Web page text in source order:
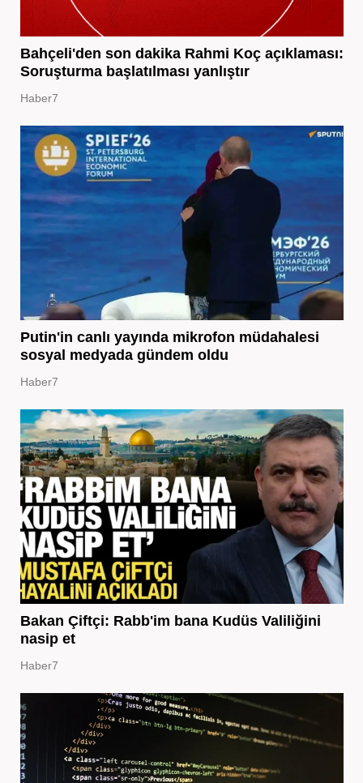
Bahçeli'den son dakika Rahmi Koç açıklaması:
Soruşturma başlatılması yanlıştır
Haber7
Putin'in canlı yayında mikrofon müdahalesi
sosyal medyada gündem oldu
Haber7
Bakan Çiftçi: Rabb'im bana Kudüs Valiliğini
nasip et
Haber7